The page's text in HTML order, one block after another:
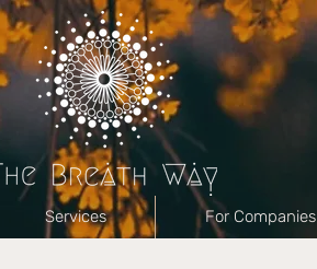
Services For Companies